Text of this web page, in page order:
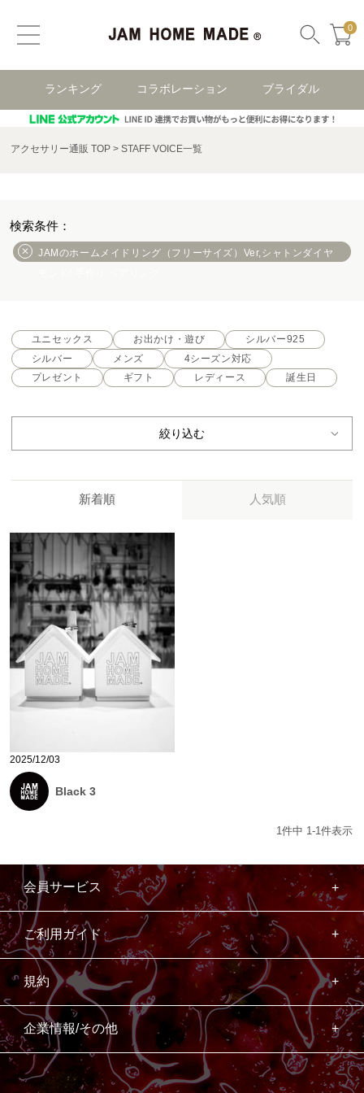
0
ランキング コラボレーション ブライダル
アクセサリー通販 TOP STAFF VOICE一覧
JAMのホームメイドリング（フリーサイズ）Ver,シャトンダイヤ
ユニセックス お出かけ・遊び
シルバー925
シルバー
メンズ
4シーズン対応
プレゼント
ギフト レディース 誕生日
絞り込む
新着順 人気順
2025/12/03
Black 3
1件中 1-1件表示
会員サービス
ご利用ガイド
規約
企業情報/その他